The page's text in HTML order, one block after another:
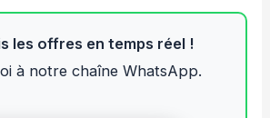
les offres en temps réel !
à notre chaîne WhatsApp.